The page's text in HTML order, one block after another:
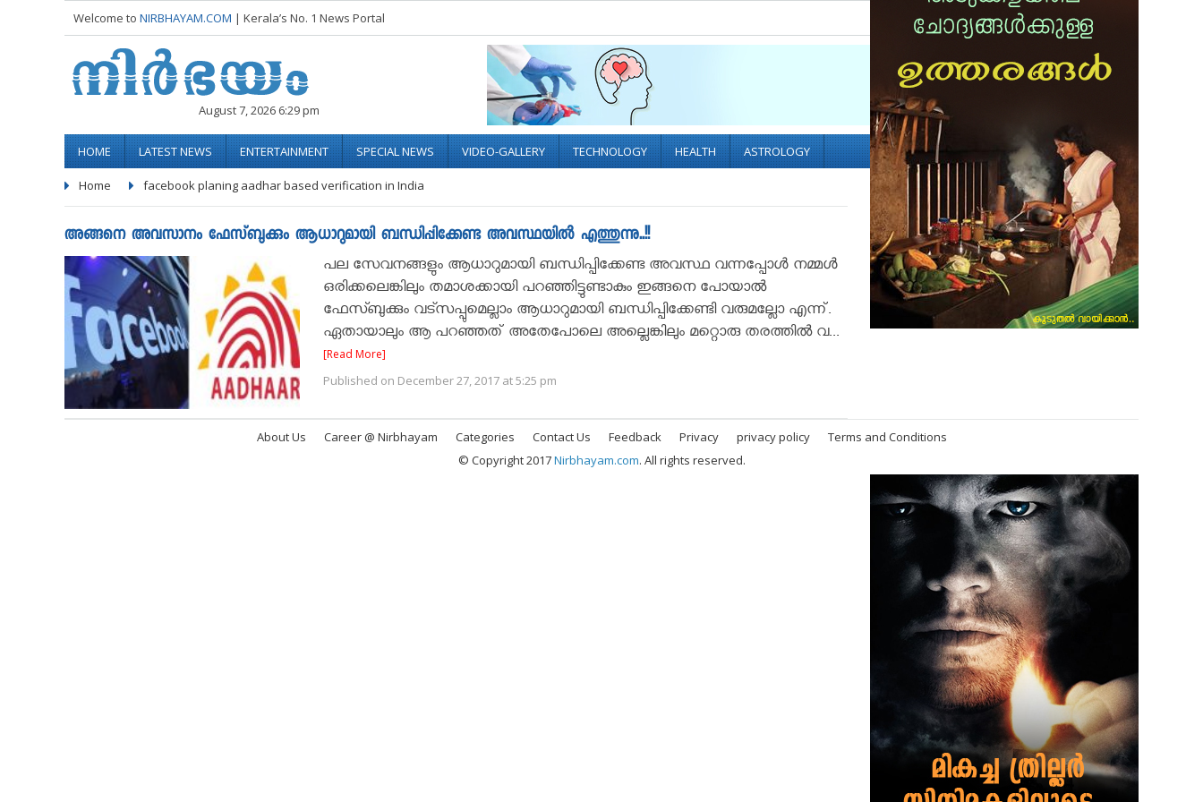
Welcome to NIRBHAYAM.COM | Kerala’s No. 1 News Portal Socialize with us
August 7, 2026 6:29 pm
HOME LATEST NEWS ENTERTAINMENT SPECIAL NEWS VIDEO-GALLERY TECHNOLOGY HEALTH ASTROLOGY
Home facebook planing aadhar based verification in India
അങ്ങനെ അവസാനം ഫേസ്ബുക്കും ആധാറുമായി ബന്ധിപ്പിക്കേണ്ട അവസ്ഥയിൽ എത്തുന്നു..!!
പല സേവനങ്ങളും ആധാറുമായി ബന്ധിപ്പിക്കേണ്ട അവസ്ഥ വന്നപ്പോൾ നമ്മൾ
ഒരിക്കലെങ്കിലും തമാശക്കായി പറഞ്ഞിട്ടുണ്ടാകും ഇങ്ങനെ പോയാൽ
ഫേസ്ബുക്കും വട്സപ്പുമെല്ലാം ആധാറുമായി ബന്ധിപ്പിക്കേണ്ടി വരുമല്ലോ എന്ന്.
ഏതായാലും ആ പറഞ്ഞത് അതേപോലെ അല്ലെങ്കിലും മറ്റൊരു തരത്തിൽ വ...
[Read More]
Published on December 27, 2017 at 5:25 pm
About Us Career @ Nirbhayam Categories Contact Us Feedback Privacy privacy policy
Terms and Conditions
© Copyright 2017Nirbhayam.com. All rights reserved.